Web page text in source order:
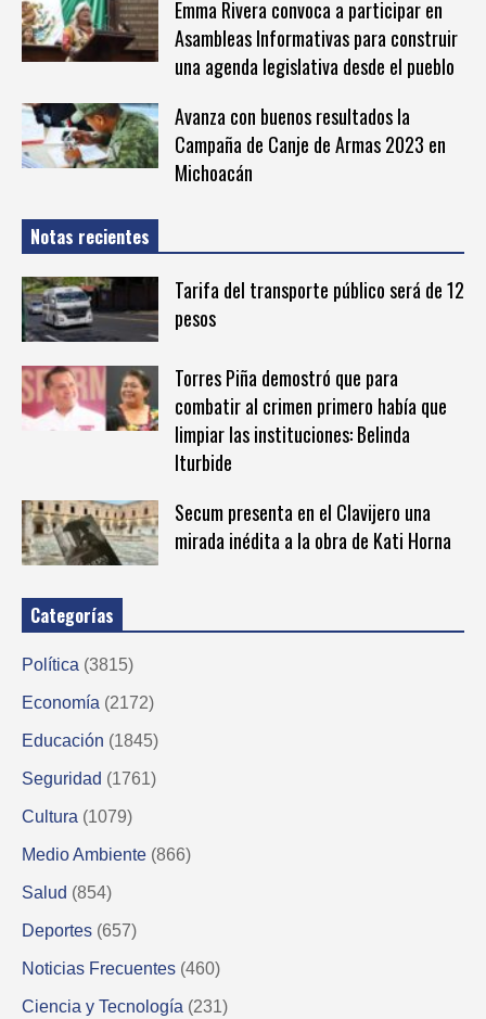
Emma Rivera convoca a participar en
Asambleas Informativas para construir
una agenda legislativa desde el pueblo
Avanza con buenos resultados la
Campaña de Canje de Armas 2023 en
Michoacán
Notas recientes
Tarifa del transporte público será de 12
pesos
Torres Piña demostró que para
combatir al crimen primero había que
limpiar las instituciones: Belinda
Iturbide
Secum presenta en el Clavijero una
mirada inédita a la obra de Kati Horna
Categorías
Política (3815)
Economía (2172)
Educación (1845)
Seguridad (1761)
Cultura (1079)
Medio Ambiente (866)
Salud (854)
Deportes (657)
Noticias Frecuentes (460)
Ciencia y Tecnología (231)